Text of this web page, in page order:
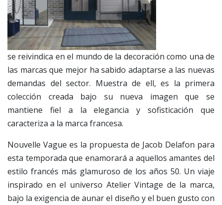
se reivindica en el mundo de la decoración como una de
las marcas que mejor ha sabido adaptarse a las nuevas
demandas del sector. Muestra de ell, es la primera
colección creada bajo su nueva imagen que se
mantiene fiel a la elegancia y sofisticación que
caracteriza a la marca francesa.
Nouvelle Vague es la propuesta de Jacob Delafon para
esta temporada que enamorará a aquellos amantes del
estilo francés más glamuroso de los años 50. Un viaje
inspirado en el universo Atelier Vintage de la marca,
bajo la exigencia de aunar el diseño y el buen gusto con